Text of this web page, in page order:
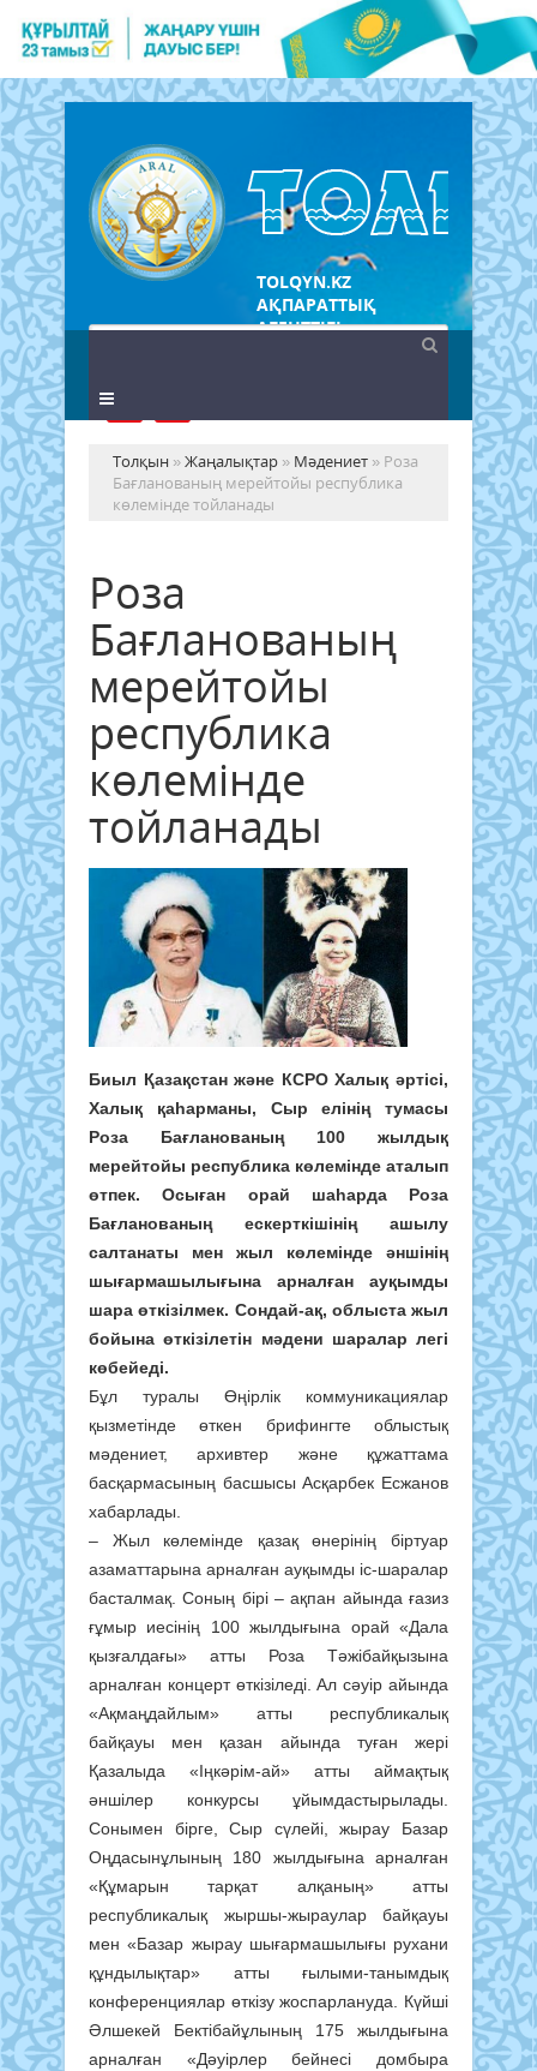
TOLQYN.KZ
АҚПАРАТТЫҚ
АГЕНТТІГІ
Толқын »Жаңалықтар » Мәдениет » Роза
Бағланованың мерейтойы республика
көлемінде тойланады
Роза
Бағланованың
мерейтойы
республика
көлемінде
тойланады
Биыл Қазақстан және КСРО Халық әртісі,
Халық қаһарманы, Сыр елінің тумасы
Роза Бағланованың 100 жылдық
мерейтойы республика көлемінде аталып
өтпек. Осыған орай шаһарда Роза
Бағланованың ескерткішінің ашылу
салтанаты мен жыл көлемінде әншінің
шығармашылығына арналған ауқымды
шара өткізілмек. Сондай-ақ, облыста жыл
бойына өткізілетін мәдени шаралар легі
көбейеді.
Бұл туралы Өңірлік коммуникациялар
қызметінде өткен брифингте облыстық
мәдениет, архивтер және құжаттама
басқармасының басшысы Асқарбек Есжанов
хабарлады.
– Жыл көлемінде қазақ өнерінің біртуар
азаматтарына арналған ауқымды іс-шаралар
басталмақ. Соның бірі – ақпан айында ғазиз
ғұмыр иесінің 100 жылдығына орай «Дала
қызғалдағы» атты Роза Тәжібайқызына
арналған концерт өткізіледі. Ал сәуір айында
«Ақмаңдайлым» атты республикалық
байқауы мен қазан айында туған жері
Қазалыда «Іңкәрім-ай» атты аймақтық
әншілер конкурсы ұйымдастырылады.
Сонымен бірге, Сыр сүлейі, жырау Базар
Оңдасынұлының 180 жылдығына арналған
«Құмарын тарқат алқаның» атты
республикалық жыршы-жыраулар байқауы
мен «Базар жырау шығармашылығы рухани
құндылықтар» атты ғылыми-танымдық
конференциялар өткізу жоспарлануда. Күйші
Әлшекей Бектібайұлының 175 жылдығына
арналған «Дәуірлер бейнесі домбыра